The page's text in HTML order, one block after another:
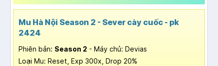
Mu Hà Nội Season 2 - Sever cày cuốc - pk
2424
Phiên bản: Season 2 - Máy chủ: Devias
Loại Mu: Reset, Exp 300x, Drop 20%